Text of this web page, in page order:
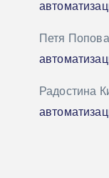
Петя Попова
Радостина